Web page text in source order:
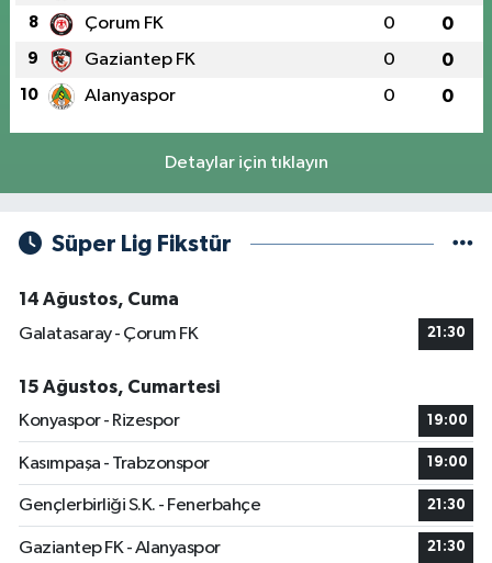
8 Çorum FK 0 0
9 Gaziantep FK 0 0
10 Alanyaspor 0 0
Detaylar için tıklayın
Süper Lig Fikstür
14 Ağustos, Cuma
Galatasaray - Çorum FK
21:30
15 Ağustos, Cumartesi
Konyaspor - Rizespor
19:00
Kasımpaşa - Trabzonspor 19:00
Gençlerbirliği S.K. - Fenerbahçe 21:30
Gaziantep FK - Alanyaspor 21:30